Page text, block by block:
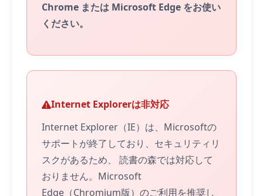
Chrome または Microsoft Edge をお使い
ください。
Internet Explorerは非対応
Internet Explorer（IE）は、Microsoftの
サポートが終了しており、セキュリティリ
スクがあるため、 読書の森では対応して
おりません。Microsoft
Edge（Chromium版）のご利用を推奨し